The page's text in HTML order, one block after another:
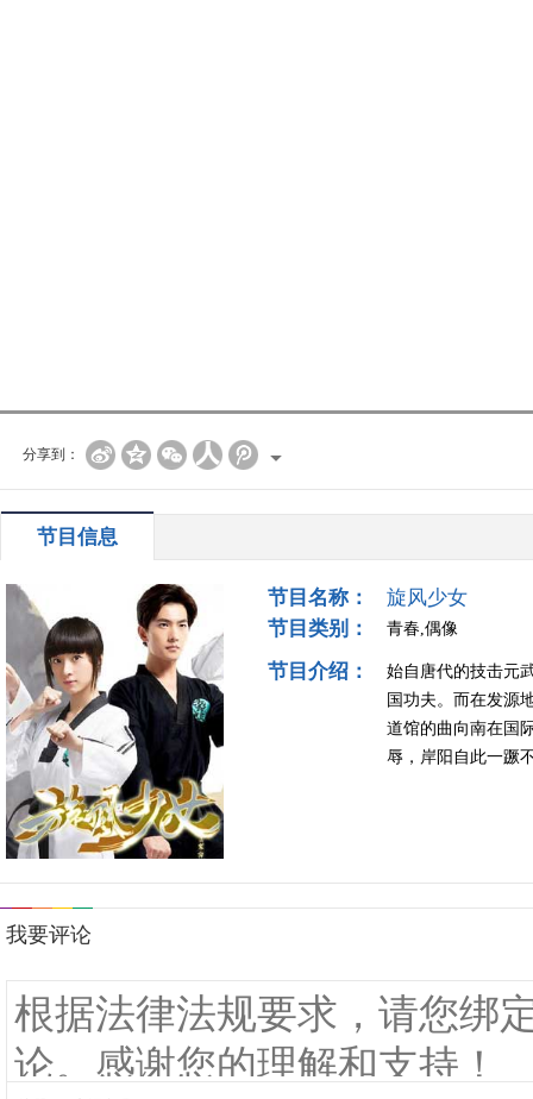
分享到：
节目信息
节目名称：
旋风少女
节目类别：
青春,偶像
节目介绍：
始自唐代的技击元
国功夫。而在发源
道馆的曲向南在国
辱，岸阳自此一蹶